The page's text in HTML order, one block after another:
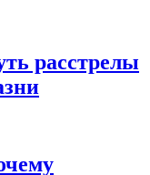
расстрелы